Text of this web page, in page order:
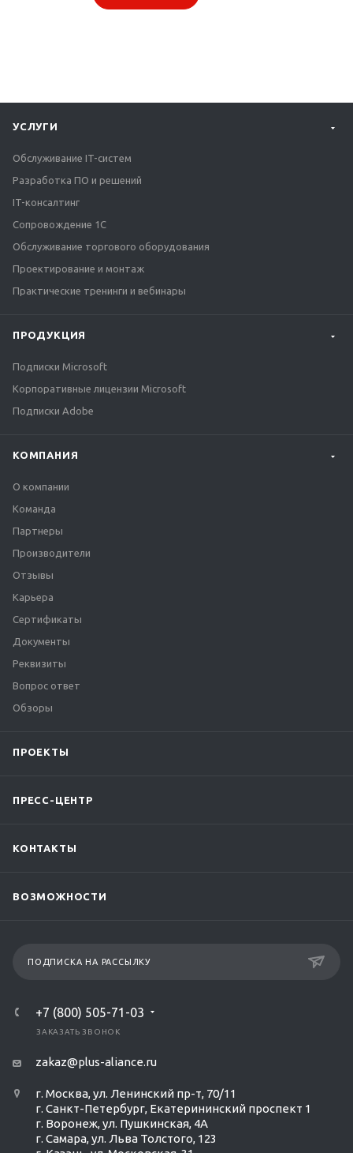
УСЛУГИ
Обслуживание IT-систем
Разработка ПО и решений
IT-консалтинг
Сопровождение 1С
Обслуживание торгового оборудования
Проектирование и монтаж
Практические тренинги и вебинары
ПРОДУКЦИЯ
Подписки Microsoft
Корпоративные лицензии Microsoft
Подписки Adobe
КОМПАНИЯ
О компании
Команда
Партнеры
Производители
Отзывы
Карьера
Сертификаты
Документы
Реквизиты
Вопрос ответ
Обзоры
ПРОЕКТЫ
ПРЕСС-ЦЕНТР
КОНТАКТЫ
ВОЗМОЖНОСТИ
ПОДПИСКА НА РАССЫЛКУ
+7 (800) 505-71-03
ЗАКАЗАТЬ ЗВОНОК
zakaz@plus-aliance.ru
г. Москва, ул. Ленинский пр-т, 70/11
г. Санкт-Петербург, Екатерининский проспект 1
г. Воронеж, ул. Пушкинская, 4А
г. Самара, ул. Льва Толстого, 123